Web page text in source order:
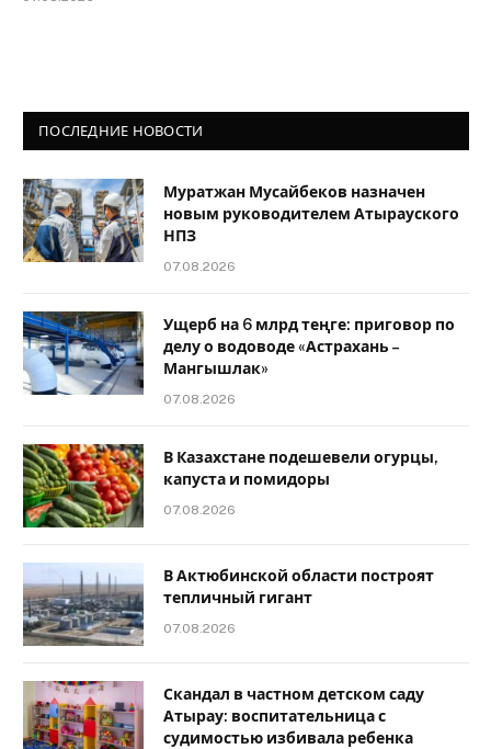
ПОСЛЕДНИЕ НОВОСТИ
Муратжан Мусайбеков назначен
новым руководителем Атырауского
НПЗ
07.08.2026
Ущерб на 6 млрд теңге: приговор по
делу о водоводе «Астрахань –
Мангышлак»
07.08.2026
В Казахстане подешевели огурцы,
капуста и помидоры
07.08.2026
В Актюбинской области построят
тепличный гигант
07.08.2026
Скандал в частном детском саду
Атырау: воспитательница с
судимостью избивала ребенка